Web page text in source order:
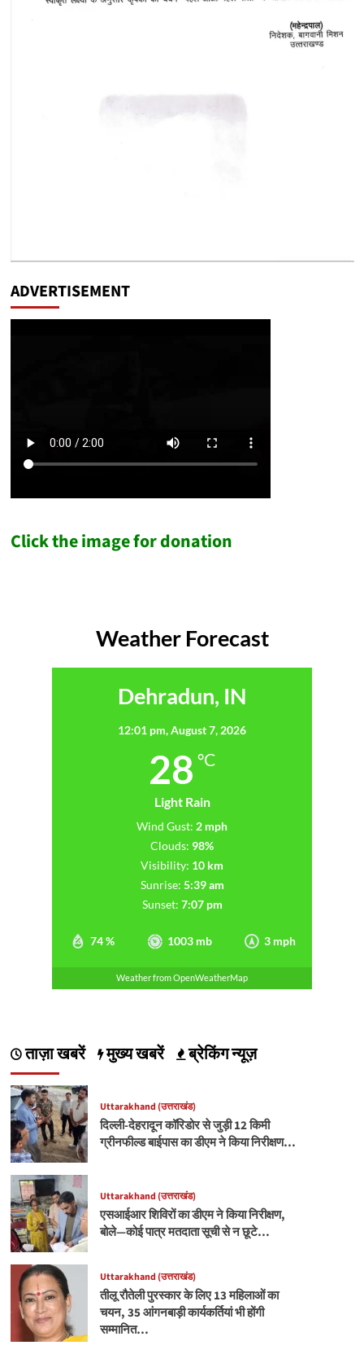
ADVERTISEMENT
Click the image for donation
Weather Forecast
Dehradun, IN
12:01 pm,August 7, 2026
28 °C
Light Rain
74 % 1003 mb 3 mph
Wind Gust: 2 mph
Clouds: 98%
Visibility: 10 km
Sunrise: 5:39 am
Sunset: 7:07 pm
Weather from OpenWeatherMap
ताज़ा खबरें मुख्य खबरें ब्रेकिंग न्यूज़
Uttarakhand (उत्तराखंड)
दिल्ली-देहरादून कॉरिडोर से जुड़ी 12 किमी
ग्रीनफील्ड बाईपास का डीएम ने किया निरीक्षण…
Uttarakhand (उत्तराखंड)
एसआईआर शिविरों का डीएम ने किया निरीक्षण,
बोले—कोई पात्र मतदाता सूची से न छूटे…
Uttarakhand (उत्तराखंड)
तीलू रौतेली पुरस्कार के लिए 13 महिलाओं का
चयन, 35 आंगनबाड़ी कार्यकर्तियां भी होंगी
सम्मानित…